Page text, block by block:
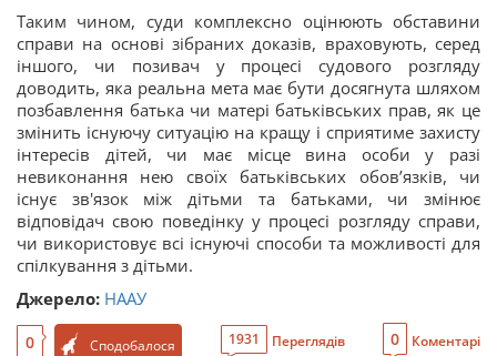
Таким чином, суди комплексно оцінюють обставини
справи на основі зібраних доказів, враховують, серед
іншого, чи позивач у процесі судового розгляду
доводить, яка реальна мета має бути досягнута шляхом
позбавлення батька чи матері батьківських прав, як це
змінить існуючу ситуацію на кращу і сприятиме захисту
інтересів дітей, чи має місце вина особи у разі
невиконання нею своїх батьківських обов’язків, чи
існує зв'язок між дітьми та батьками, чи змінює
відповідач свою поведінку у процесі розгляду справи,
чи використовує всі існуючі способи та можливості для
спілкування з дітьми.
Джерело: НААУ
0 Сподобалося 1931 Переглядів 0 Коментарі